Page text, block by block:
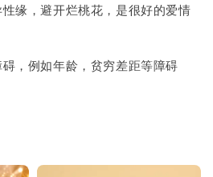
缘，避开烂桃花，是很好的爱情
，例如年龄，贫穷差距等障碍